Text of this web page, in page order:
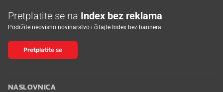
Pretplatite se na Index bez reklama
Podržite neovisno novinarstvo i čitajte Index bez bannera.
Pretplatite se
NASLOVNICA